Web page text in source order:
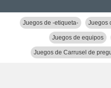
Juegos de -etiqueta- Juegos
Juegos de equipos
Juegos de Carrusel de